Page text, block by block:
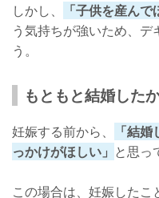
しかし、 「子供を産ん
う気持ちが強いため、デ
う。
もともと結婚した
妊娠する前から、
「結
っかけがほしい」 と思っ
この場合は、妊娠した